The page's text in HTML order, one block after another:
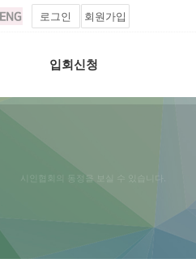
로그인 회원가입
입회신청
시인협회의 동정을 보실 수 있습니다.